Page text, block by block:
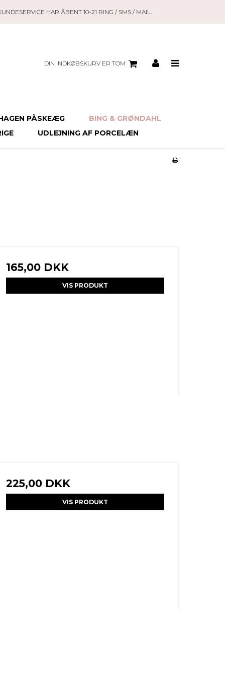
HAR ÅBENT 10-21 RING / SMS / MAIL.
DIN INDKØBSKURV ER TOM
PÅSKEÆG
BING & GRØNDAHL
UDLEJNING AF PORCELÆN
165,00 DKK
VIS PRODUKT
225,00 DKK
VIS PRODUKT